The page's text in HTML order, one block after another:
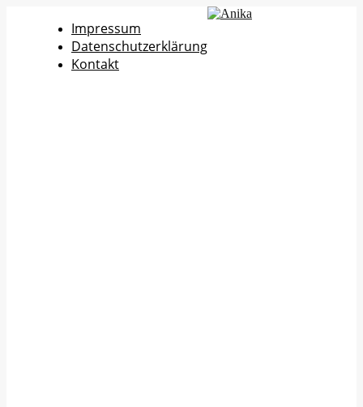
Impressum
Datenschutzerklärung
Kontakt